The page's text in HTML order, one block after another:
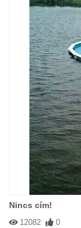
Nincs cím!
12082 0